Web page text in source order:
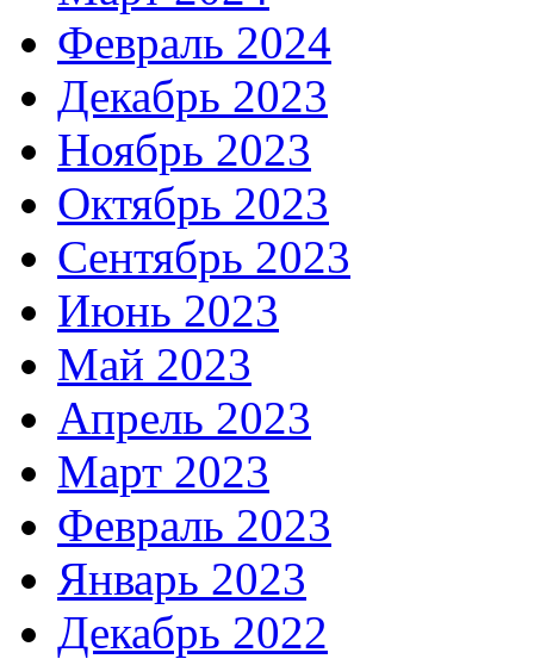
Февраль 2024
Декабрь 2023
Ноябрь 2023
Октябрь 2023
Сентябрь 2023
Июнь 2023
Май 2023
Апрель 2023
Март 2023
Февраль 2023
Январь 2023
Декабрь 2022